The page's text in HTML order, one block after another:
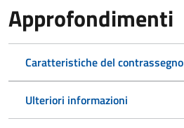
Approfondimenti
Caratteristiche del contrassegno
Ulteriori informazioni